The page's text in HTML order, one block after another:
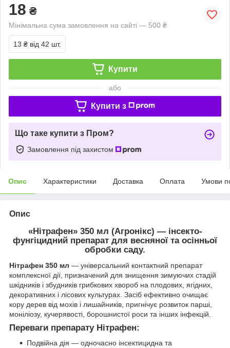
18 ₴
Мінімальна сума замовлення на сайті — 500 ₴
13 ₴ від 42 шт.
Купити
або
Купити з
Що таке купити з Пром?
Замовлення під захистом
Опис Характеристики Доставка Оплата Умови
Опис
«Нітрафен» 350 мл (Агронікс) — інсекто-
фунгіцидний препарат для весняної та осінньої
обробки саду.
Нітрафен 350 мл — універсальний контактний препарат
комплексної дії, призначений для знищення зимуючих стадій
шкідників і збудників грибкових хвороб на плодових, ягідних,
декоративних і лісових культурах. Засіб ефективно очищає
кору дерев від мохів і лишайників, пригнічує розвиток парші,
моніліозу, кучерявості, борошнистої роси та інших інфекцій.
Переваги препарату Нітрафен:
Подвійна дія — одночасно інсектицидна та